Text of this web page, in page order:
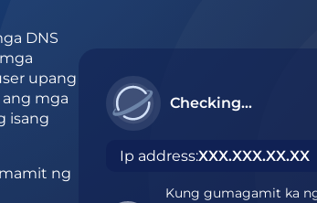
DNS
upang
mga
isang
ng
Checking…
Ip address:XXX.XXX.XX.XX
Kung gumagamit ka